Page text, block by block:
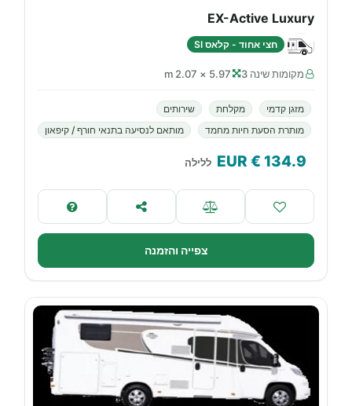
EX-Active Luxury
חצי אחוד - קלאס SI
מקומות שינה 3 5.97 × 2.07 m
מזגן קדמי מקלחת
שירותים
מותרת הסעת חיות מחמד
מותאם לנסיעה בתנאי חורף / קיפאון
134.9
€ EUR ללילה
צפייה והזמנה